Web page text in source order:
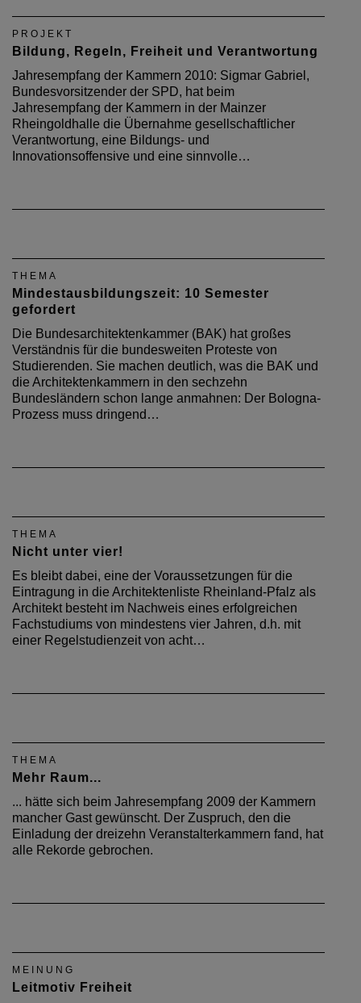
PROJEKT
Bildung, Regeln, Freiheit und Verantwortung
Jahresempfang der Kammern 2010: Sigmar Gabriel,
Bundesvorsitzender der SPD, hat beim
Jahresempfang der Kammern in der Mainzer
Rheingoldhalle die Übernahme gesellschaftlicher
Verantwortung, eine Bildungs- und
Innovationsoffensive und eine sinnvolle…
THEMA
Mindestausbildungszeit: 10 Semester
gefordert
Die Bundesarchitektenkammer (BAK) hat großes
Verständnis für die bundesweiten Proteste von
Studierenden. Sie machen deutlich, was die BAK und
die Architektenkammern in den sechzehn
Bundesländern schon lange anmahnen: Der Bologna-
Prozess muss dringend…
THEMA
Nicht unter vier!
Es bleibt dabei, eine der Voraussetzungen für die
Eintragung in die Architektenliste Rheinland-Pfalz als
Architekt besteht im Nachweis eines erfolgreichen
Fachstudiums von mindestens vier Jahren, d.h. mit
einer Regelstudienzeit von acht…
THEMA
Mehr Raum...
... hätte sich beim Jahresempfang 2009 der Kammern
mancher Gast gewünscht. Der Zuspruch, den die
Einladung der dreizehn Veranstalterkammern fand, hat
alle Rekorde gebrochen.
MEINUNG
Leitmotiv Freiheit